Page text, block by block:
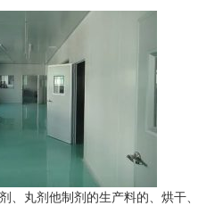
、丸剂他制剂的生产料的、烘干、